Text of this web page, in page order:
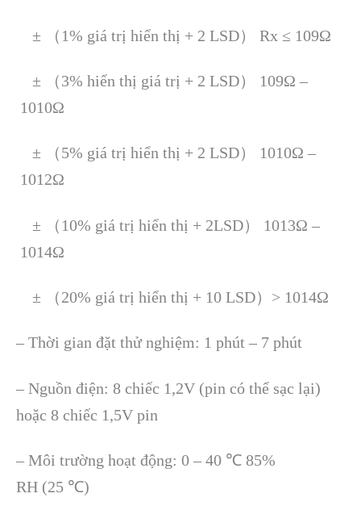
± （1% giá trị hiển thị + 2 LSD） Rx ≤ 109Ω
± （3% hiển thị giá trị + 2 LSD） 109Ω –
1010Ω
± （5% giá trị hiển thị + 2 LSD） 1010Ω –
1012Ω
± （10% giá trị hiển thị + 2LSD） 1013Ω –
1014Ω
± （20% giá trị hiển thị + 10 LSD）> 1014Ω
– Thời gian đặt thử nghiệm: 1 phút – 7 phút
– Nguồn điện: 8 chiếc 1,2V (pin có thể sạc lại)
hoặc 8 chiếc 1,5V pin
– Môi trường hoạt động: 0 – 40 ℃ 85%
RH (25 ℃)